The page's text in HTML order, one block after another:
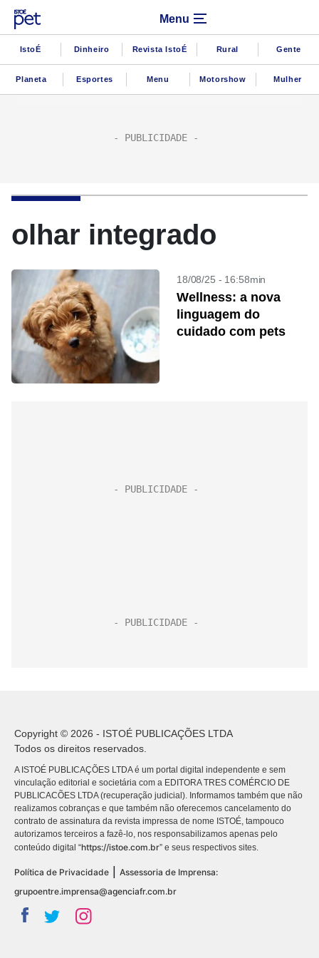
Menu
IstoÉ Dinheiro Revista IstoÉ Rural Gente
Planeta Esportes Menu Motorshow Mulher
olhar integrado
18/08/25 - 16:58min
Wellness: a nova
linguagem do
cuidado com pets
Copyright © 2026 - ISTOÉ PUBLICAÇÕES LTDA
Todos os direitos reservados.
A ISTOÉ PUBLICAÇÕES LTDA é um portal digital independente e sem
vinculação editorial e societária com a EDITORA TRES COMÉRCIO DE
PUBLICACÕES LTDA (recuperação judicial). Informamos também que não
realizamos cobranças e que também não oferecemos cancelamento do
contrato de assinatura da revista impressa de nome ISTOÉ, tampouco
autorizamos terceiros a fazê-lo, nos responsabilizamos apenas pelo
conteúdo digital “https://istoe.com.br” e seus respectivos sites.
Política de Privacidade
Assessoria de Imprensa:
grupoentre.imprensa@agenciafr.com.br